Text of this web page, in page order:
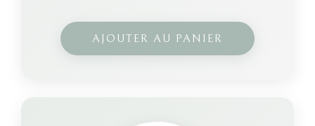
AJOUTER AU PANIER